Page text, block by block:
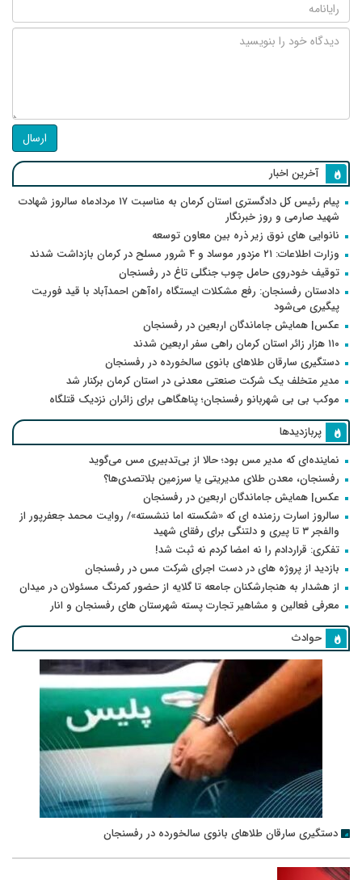
ارسال
آخرین اخبار
پیام رئیس کل دادگستری استان کرمان به مناسبت ۱۷ مردادماه سالروز شهادت
شهید صارمی و روز خبرنگار
نانوایی های نوق زیر ذره بین معاون توسعه
وزارت اطلاعات: ۲۱ مزدور موساد و ۴ شرور مسلح در کرمان بازداشت شدند
توقیف خودروی حامل چوب جنگلی تاغ در رفسنجان
دادستان رفسنجان: رفع مشکلات ایستگاه راه‌آهن احمدآباد با قید فوریت
پیگیری می‌شود
عکس| همایش جاماندگان اربعین در رفسنجان
۱۱۰ هزار زائر استان کرمان راهی سفر اربعین شدند
دستگیری سارقان طلاهای بانوی سالخورده در رفسنجان
مدیر متخلف یک شرکت صنعتی معدنی در استان کرمان برکنار شد
موکب بی بی شهربانو رفسنجان؛ پناهگاهی برای زائران نزدیک قتلگاه
پربازدیدها
نماینده‌ای که مدیر مس بود؛ حالا از بی‌تدبیری مس می‌گوید
رفسنجان، معدن طلای مدیریتی یا سرزمین بلاتصدی‌ها؟
عکس| همایش جاماندگان اربعین در رفسنجان
سالروز اسارت رزمنده ای که «شکسته اما ننشسته»/ روایت محمد جعفرپور از
والفجر ۳ تا پیری و دلتنگی برای رفقای شهید
تفکری: قراردادم را نه امضا کردم نه ثبت شد!
بازدید از پروژه های در دست اجرای شرکت مس در رفسنجان
از هشدار به هنجارشکنان جامعه تا گلایه از حضور کمرنگ مسئولان در میدان
معرفی فعالین و مشاهیر تجارت پسته شهرستان های رفسنجان و انار
حوادث
دستگیری سارقان طلاهای بانوی سالخورده در رفسنجان